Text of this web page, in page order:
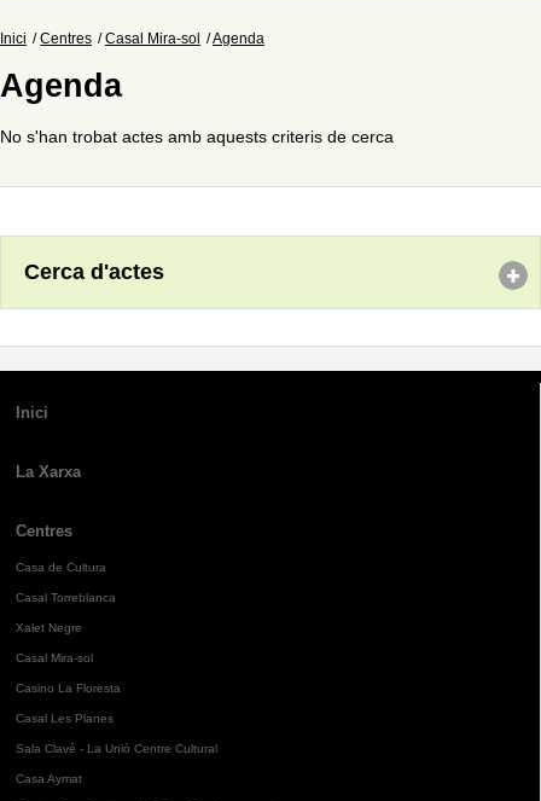
Inici Centres Casal Mira-sol Agenda
Agenda
No s'han trobat actes amb aquests criteris de cerca
Cerca d'actes
Inici
La Xarxa
Centres
Casa de Cultura
Casal Torreblanca
Xalet Negre
Casal Mira-sol
Casino La Floresta
Casal Les Planes
Sala Clavé - La Unió Centre Cultural
Casa Aymat